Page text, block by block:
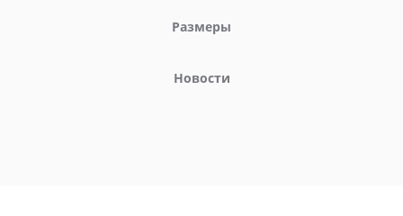
Размеры
Новости